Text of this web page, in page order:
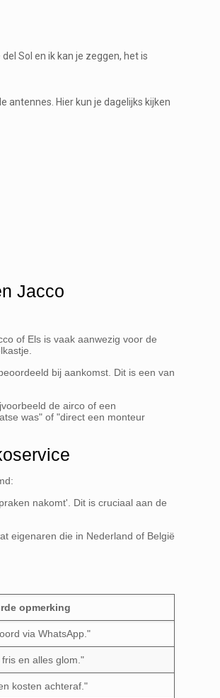
Sol en ik kan je zeggen, het is
antennes. Hier kun je dagelijks kijken
Jacco
of Els is vaak aanwezig voor de
bij aankomst. Dit is een van
de airco of een
was" of "direct een monteur
nakomt'. Dit is cruciaal aan de
eigenaren die in Nederland of België
opmerking
via WhatsApp."
en alles glom."
kosten achteraf."